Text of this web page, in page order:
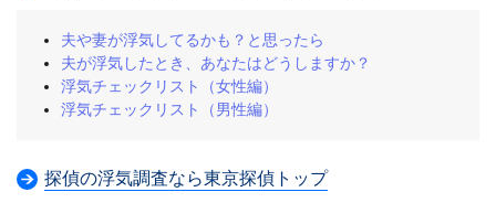
夫や妻が浮気してるかも？と思ったら
夫が浮気したとき、あなたはどうしますか？
浮気チェックリスト（女性編）
浮気チェックリスト（男性編）
探偵の浮気調査なら東京探偵トップ